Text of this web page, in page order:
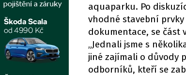
aquaparku. Po
vhodné stavební
dokumentace, se část
„Jednali jsme s
jiné zajímali o důvody
odborníků, kteří se